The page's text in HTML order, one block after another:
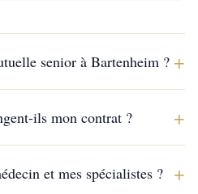
senior à Bartenheim ? +
ils mon contrat ? +
et mes spécialistes ? +